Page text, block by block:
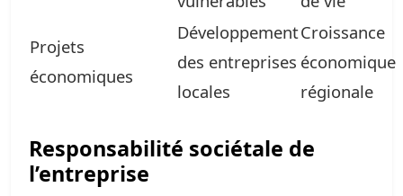
Projets
économiques
Développement
des entreprises
locales
Croissance
économique
régionale
Responsabilité sociétale de
l’entreprise